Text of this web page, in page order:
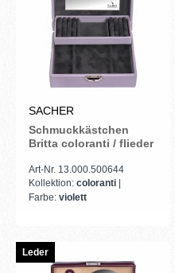
SACHER
Schmuckkästchen
Britta coloranti / flieder
Art-Nr. 13.000.500644
Kollektion: coloranti
Farbe: violett
Leder